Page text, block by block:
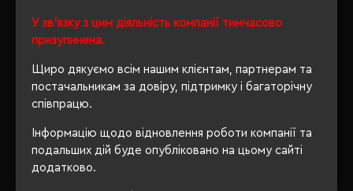
У зв'язку з цим діяльність компанії тимчасово
призупинена.
Щиро дякуємо всім нашим клієнтам, партнерам та
постачальникам за довіру, підтримку і багаторічну
співпрацю.
Інформацію щодо відновлення роботи компанії та
подальших дій буде опубліковано на цьому сайті
додатково.